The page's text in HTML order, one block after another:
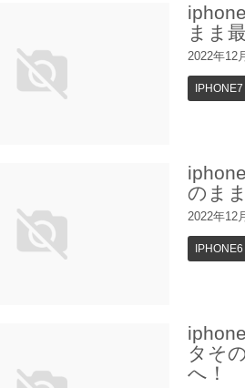
まま
2022年12
IPHONE7
のま
2022年12
IPHONE6
タそ
へ！